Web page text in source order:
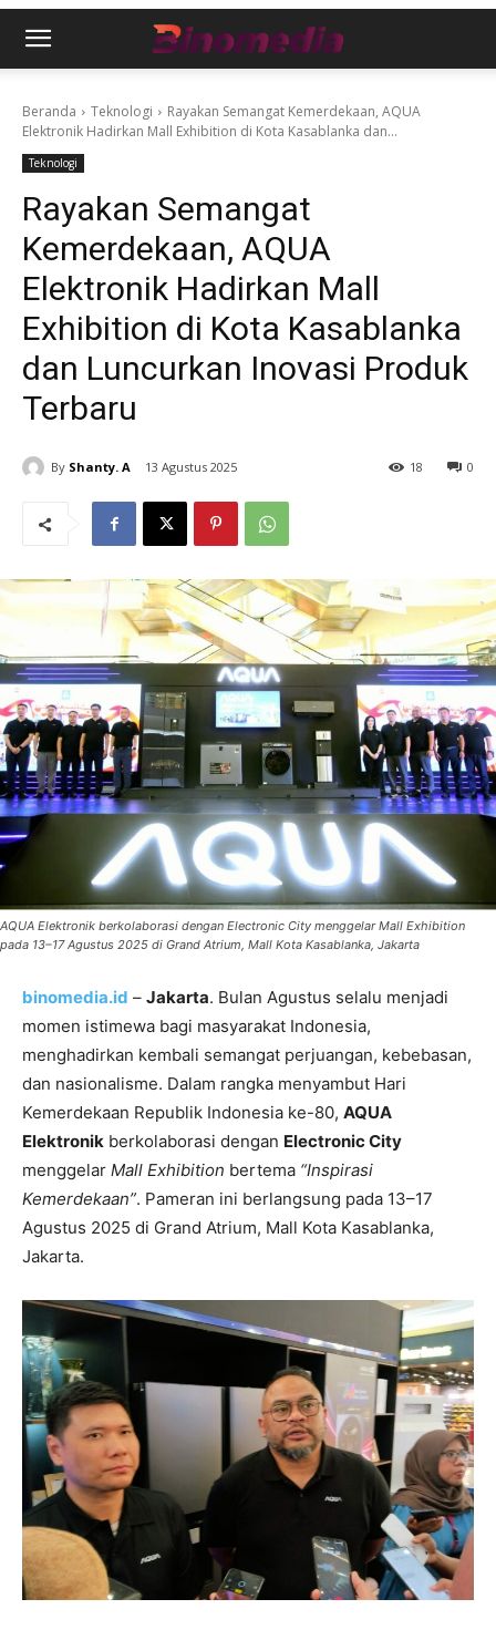
Beranda Teknologi
Rayakan Semangat Kemerdekaan, AQUA
Elektronik Hadirkan Mall Exhibition di Kota Kasablanka dan...
Teknologi
Rayakan Semangat
Kemerdekaan, AQUA
Elektronik Hadirkan Mall
Exhibition di Kota Kasablanka
dan Luncurkan Inovasi Produk
Terbaru
By Shanty. A 13 Agustus 2025 0
18
AQUA Elektronik berkolaborasi dengan Electronic City menggelar Mall Exhibition
pada 13–17 Agustus 2025 di Grand Atrium, Mall Kota Kasablanka, Jakarta
binomedia.id – Jakarta. Bulan Agustus selalu menjadi
momen istimewa bagi masyarakat Indonesia,
menghadirkan kembali semangat perjuangan, kebebasan,
dan nasionalisme. Dalam rangka menyambut Hari
Kemerdekaan Republik Indonesia ke-80, AQUA
Elektronik berkolaborasi dengan Electronic City
menggelar Mall Exhibition bertema “Inspirasi
Kemerdekaan”. Pameran ini berlangsung pada 13–17
Agustus 2025 di Grand Atrium, Mall Kota Kasablanka,
Jakarta.